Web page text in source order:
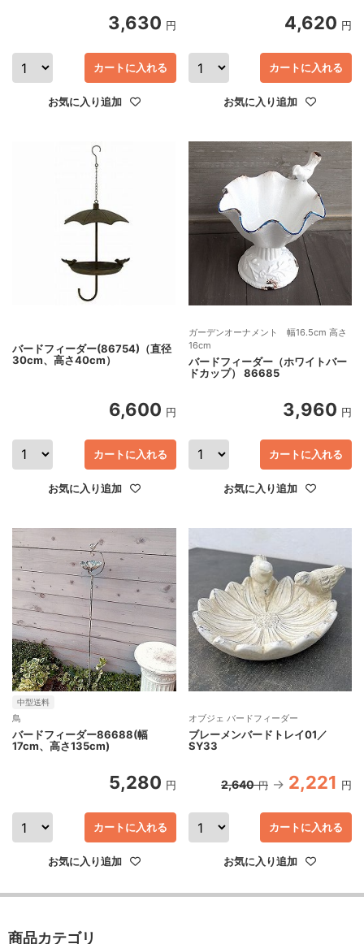
3,630 円
カートに入れる
お気に入り追加
4,620 円
カートに入れる
お気に入り追加
バードフィーダー(86754)（直径
30cm、高さ40cm）
6,600 円
カートに入れる
お気に入り追加
ガーデンオーナメント 幅16.5cm 高さ
16cm
バードフィーダー（ホワイトバー
ドカップ） 86685
3,960 円
カートに入れる
お気に入り追加
中型送料
鳥
バードフィーダー86688(幅
17cm、高さ135cm)
5,280 円
カートに入れる
お気に入り追加
オブジェ バードフィーダー
ブレーメンバードトレイ01／
SY33
2,640 円 2,221 円
カートに入れる
お気に入り追加
商品カテゴリ